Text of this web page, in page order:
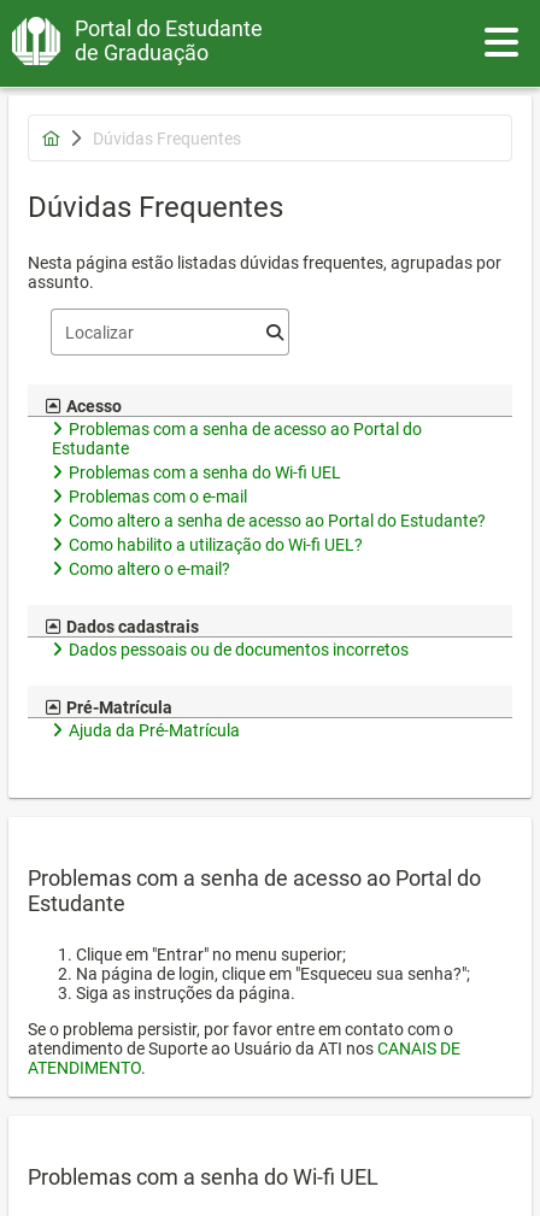
Portal do Estudante
de Graduação
Dúvidas Frequentes
Dúvidas Frequentes
Nesta página estão listadas dúvidas frequentes, agrupadas por
assunto.
Acesso
Problemas com a senha de acesso ao Portal do
Estudante
Problemas com a senha do Wi-fi UEL
Problemas com o e-mail
Como altero a senha de acesso ao Portal do Estudante?
Como habilito a utilização do Wi-fi UEL?
Como altero o e-mail?
Dados cadastrais
Dados pessoais ou de documentos incorretos
Pré-Matrícula
Ajuda da Pré-Matrícula
Problemas com a senha de acesso ao Portal do
Estudante
Clique em "Entrar" no menu superior;
Na página de login, clique em "Esqueceu sua senha?";
Siga as instruções da página.
Se o problema persistir, por favor entre em contato com o
atendimento de Suporte ao Usuário da ATI nosCANAIS DE
ATENDIMENTO.
Problemas com a senha do Wi-fi UEL